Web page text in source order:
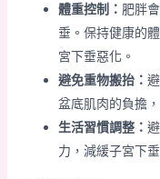
體重控制： 肥胖
垂。保持健康的
宮下垂惡化。
避免重物搬抬：
盆底肌肉的負擔
生活習慣調整：
力，減緩子宮下垂